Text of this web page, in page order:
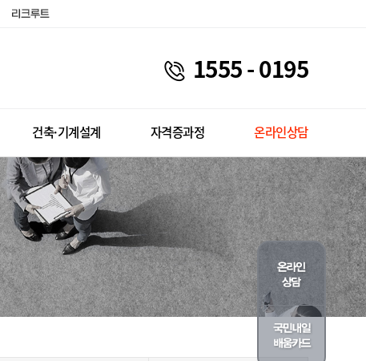
1555 - 0195
건축·기계설계 자격증과정 온라인상담